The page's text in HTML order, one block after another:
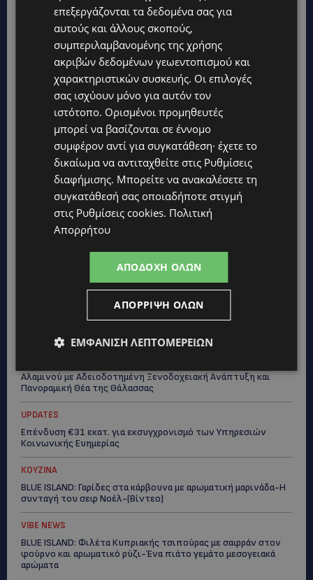
Topics
UPDATES
ΚΟΚΚΙΝΟΤΡΙΜΙΘΙΑ: Σκύλος στον δρόμο μέσα στη ζέστη – Το
καλοκαιρινό «κύμα» εγκατάλειψης ζώων και η ευθύνη που
δεν κάνει διακοπές
UPDATES
Ο κατασκευαστικός τομέας στην Κύπρο: Ισχυρή δυναμική εν
μέσω αβεβαιότητας
VIRAL: Πήγε για καφέ… με την πάπια του και έγινε το
Ο τουρισμός ως εθνική υπόθεση
UPDATES
Αλαμινού με Αδειοδοτημένη Ξενοδοχειακή Ανάπτυξη και
Πανοραμική Θέα της Θάλασσας
UPDATES
Επένδυση €31 εκατ. για εκσυγχρονισμό των Υπηρεσιών
Κοινωνικής Ευημερίας
ΚΟΥΖΙΝΑ
BLUE ISLAND: Γαρίδες στα κάρβουνα με αρωματική μαρινάδα-Η
συνταγή του σεφ Νοέλ-(Βίντεο)
VIBE NEWS
BLUE ISLAND: Φιλέτα Κυπριακής τσιπούρας με σαφράν στον
φούρνο και αρωματικό ρύζι-Ένα πιάτο γεμάτο μεσογειακά
αρώματα
επεξεργάζονται τα δεδομένα σας για
αυτούς και άλλους σκοπούς,
συμπεριλαμβανομένης της χρήσης
ακριβών δεδομένων γεωεντοπισμού και
χαρακτηριστικών συσκευής. Οι επιλογές
σας ισχύουν μόνο για αυτόν τον
ιστότοπο. Ορισμένοι προμηθευτές
μπορεί να βασίζονται σε έννομο
συμφέρον αντί για συγκατάθεση· έχετε το
δικαίωμα να αντιταχθείτε στις Ρυθμίσεις
διαφήμισης. Μπορείτε να ανακαλέσετε τη
συγκατάθεσή σας οποιαδήποτε στιγμή
στις Ρυθμίσεις cookies. Πολιτική
Απορρήτου
ΑΠΟΔΟΧΉ ΌΛΩΝ
ΑΠΌΡΡΙΨΗ ΌΛΩΝ
ΕΜΦΆΝΙΣΗ ΛΕΠΤΟΜΕΡΕΙΏΝ